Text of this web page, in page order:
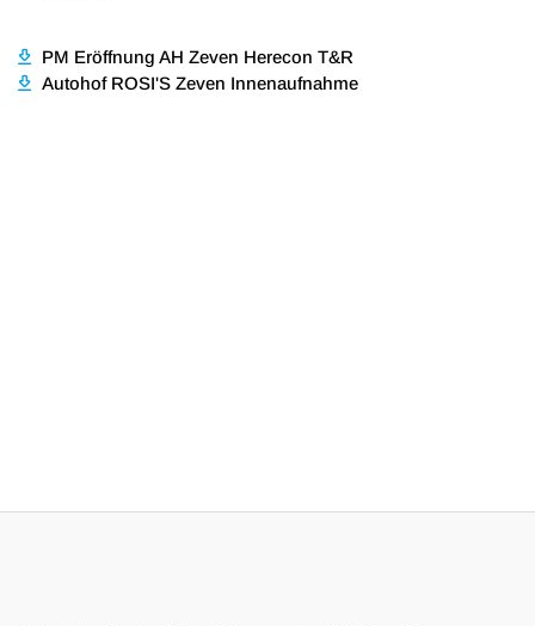
PM Eröffnung AH Zeven Herecon T&R
Autohof ROSI'S Zeven Innenaufnahme